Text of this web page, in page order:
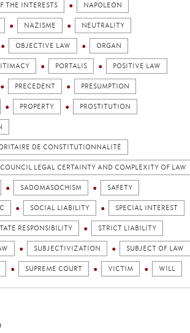
THE INTERESTS NAPOLEON
NAZISME NEUTRALITY
OBJECTIVE LAW ORGAN
PORTALIS POSITIVE LAW
PRECEDENT PRESUMPTION
PROPERTY PROSTITUTION
DE CONSTITUTIONNALITÉ
COUNCIL LEGAL CERTAINTY AND COMPLEXITY OF LAW
SADOMASOCHISM SAFETY
SOCIAL LIABILITY SPECIAL INTEREST
RESPONSIBILITY STRICT LIABILITY
SUBJECTIVIZATION SUBJECT OF LAW
SUPREME COURT VICTIM WILL